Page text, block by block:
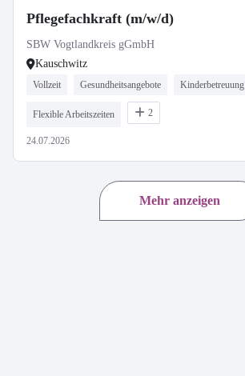
Pflegefachkraft (m/w/d)
SBW Vogtlandkreis gGmbH
Kauschwitz
Vollzeit Gesundheitsangebote Kinderbetreuung
Flexible Arbeitszeiten 2
24.07.2026
Mehr anzeigen